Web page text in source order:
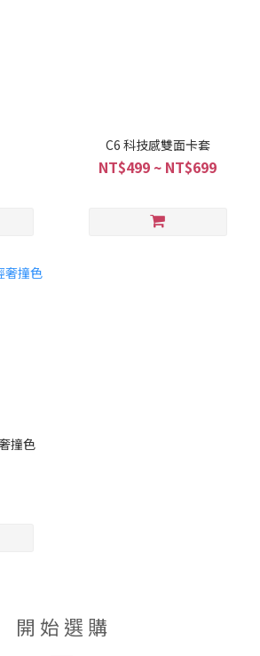
C6 科技感雙面卡套
NT$499 ~ NT$699
撞色
開 始 選 購